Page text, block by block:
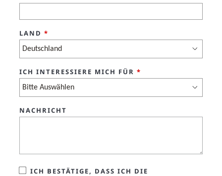
LAND *
ICH INTERESSIERE MICH FÜR *
NACHRICHT
ICH BESTÄTIGE, DASS ICH DIE